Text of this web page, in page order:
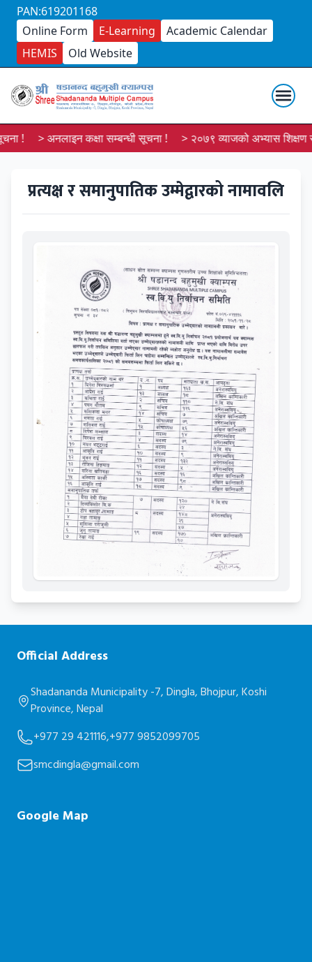
PAN:619201168
Online Form
E-Learning
Academic Calendar
HEMIS
Old Website
!> अनलाइन कक्षा सम्बन्धी सूचना !> २०७९ व्याजको अभ्यास शिक्षण
प्रत्यक्ष र समानुपातिक उम्मेद्वारको नामावलि
Official Address
Shadananda Municipality -7, Dingla, Bhojpur, Koshi
Province, Nepal
+977 29 421116,+977 9852099705
smcdingla@gmail.com
Google Map